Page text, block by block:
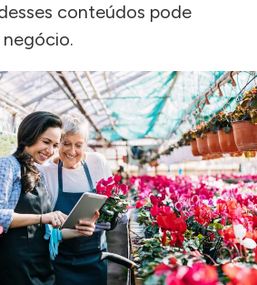
conteúdos pode